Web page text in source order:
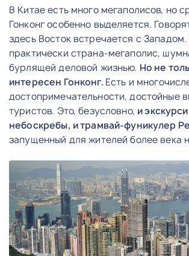
В Китае есть много мегаполисов, но
Гонконг особенно выделяется.
здесь Восток встречается с
практически страна-мегаполис,
бурлящей деловой жизнью. Но не
интересен Гонконг. Есть и
достопримечательности, достойные
туристов. Это, безусловно, и
небоскребы, и трамвай-фуникулер
запущенный для жителей более века